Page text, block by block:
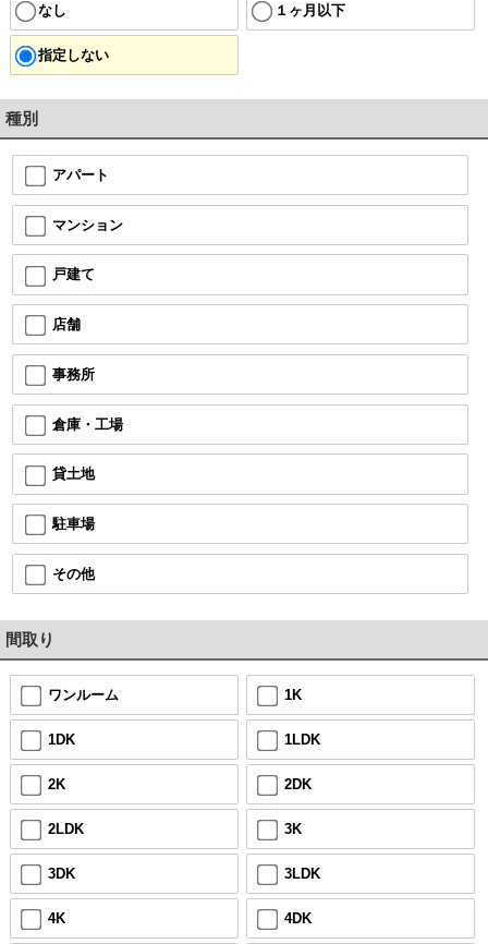
なし １ヶ月以下
指定しない
種別
アパート
マンション
戸建て
店舗
事務所
倉庫・工場
貸土地
駐車場
その他
間取り
ワンルーム 1K
1DK 1LDK
2K 2DK
2LDK 3K
3DK 3LDK
4K 4DK